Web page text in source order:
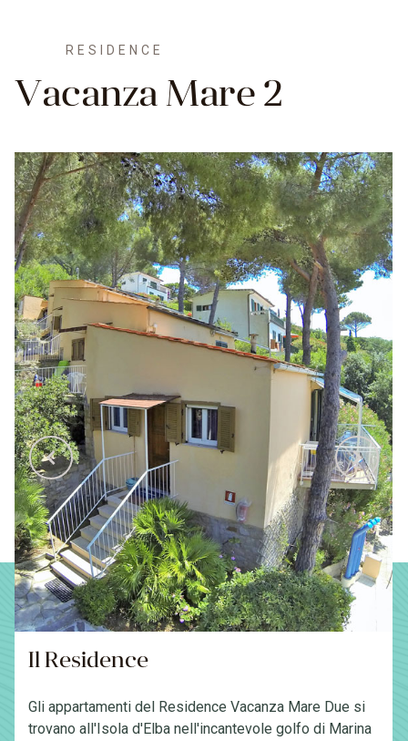
RESIDENCE
Vacanza Mare 2
Il Residence
Gli appartamenti del Residence Vacanza Mare Due si
trovano all'Isola d'Elba nell'incantevole golfo di Marina